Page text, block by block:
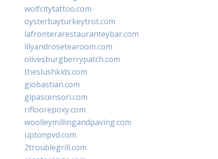
wolfcitytattoo.com
oysterbayturkeytrot.com
lafronterarestauranteybar.com
lilyandrosetearoom.com
olivesburgberrypatch.com
theslushkids.com
giobastian.com
glpascensori.com
rifloorepoxy.com
woolleymillingandpaving.com
uptonpvd.com
2troublegrill.com